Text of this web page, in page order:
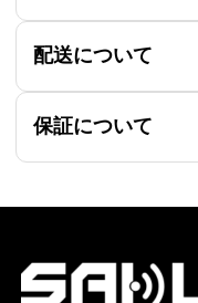
配送について
保証について